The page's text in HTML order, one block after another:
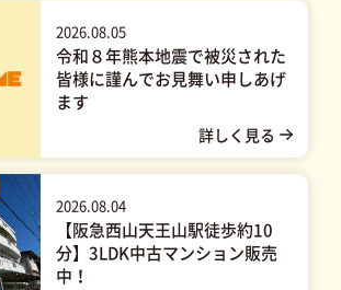
2026.08.05
令和８年熊本地震で被災された
皆様に謹んでお見舞い申しあげ
ます
2026.08.04
【阪急西山天王山駅徒歩約10
分】3LDK中古マンション販売
中！